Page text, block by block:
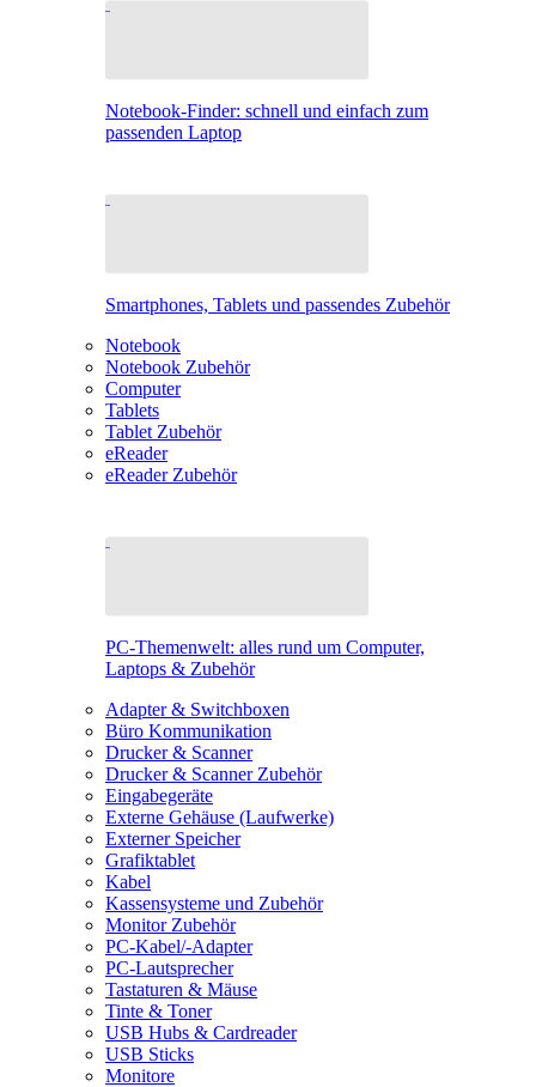
Notebook-Finder: schnell und einfach zum
passenden Laptop
Smartphones, Tablets und passendes Zubehör
Notebook
Notebook Zubehör
Computer
Tablets
Tablet Zubehör
eReader
eReader Zubehör
PC-Themenwelt: alles rund um Computer,
Laptops & Zubehör
Adapter & Switchboxen
Büro Kommunikation
Drucker & Scanner
Drucker & Scanner Zubehör
Eingabegeräte
Externe Gehäuse (Laufwerke)
Externer Speicher
Grafiktablet
Kabel
Kassensysteme und Zubehör
Monitor Zubehör
PC-Kabel/-Adapter
PC-Lautsprecher
Tastaturen & Mäuse
Tinte & Toner
USB Hubs & Cardreader
USB Sticks
Monitore